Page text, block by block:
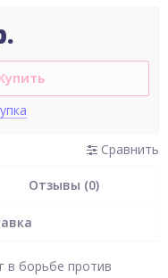
Сравнить
Отзывы (0)
в борьбе против